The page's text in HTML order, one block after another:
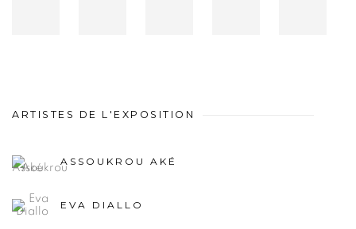
ARTISTES DE L'EXPOSITION
ASSOUKROU AKÉ
EVA DIALLO